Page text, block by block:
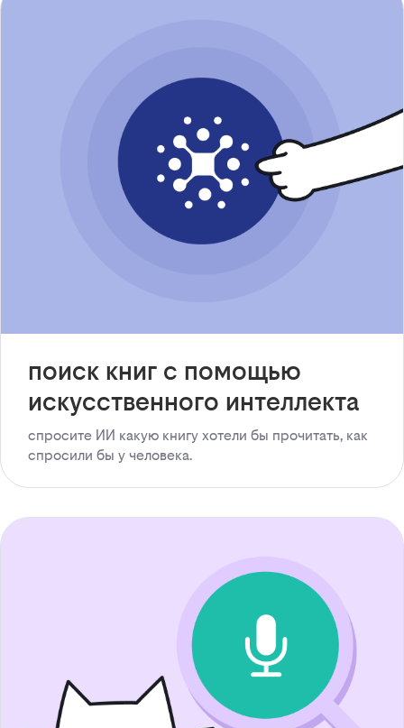
поиск книг с помощью
искусственного интеллекта
спросите ИИ какую книгу хотели бы прочитать, как
спросили бы у человека.